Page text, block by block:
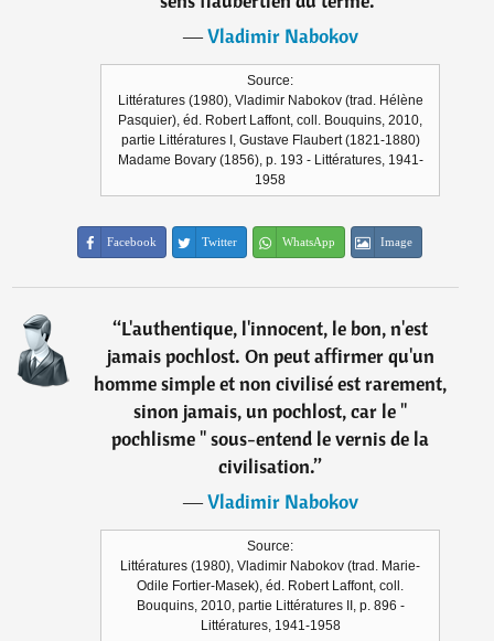
―Vladimir Nabokov
Source:
Littératures (1980), Vladimir Nabokov (trad. Hélène
Pasquier), éd. Robert Laffont, coll. Bouquins, 2010,
partie Littératures I, Gustave Flaubert (1821-1880)
Madame Bovary (1856), p. 193 - Littératures, 1941-
1958
Facebook Twitter WhatsApp Image
“L'authentique, l'innocent, le bon, n'est
jamais pochlost. On peut affirmer qu'un
homme simple et non civilisé est rarement,
sinon jamais, un pochlost, car le "
pochlisme " sous-entend le vernis de la
civilisation.”
―Vladimir Nabokov
Source:
Littératures (1980), Vladimir Nabokov (trad. Marie-
Odile Fortier-Masek), éd. Robert Laffont, coll.
Bouquins, 2010, partie Littératures II, p. 896 -
Littératures, 1941-1958